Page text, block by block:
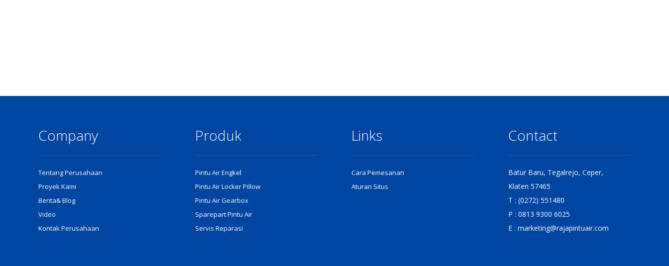
Company
Tentang Perusahaan
Proyek Kami
Berita& Blog
Video
Kontak Perusahaan
Produk
Pintu Air Engkel
Pintu Air Locker Pillow
Pintu Air Gearbox
Sparepart Pintu Air
Servis Reparasi
Links
Cara Pemesanan
Aturan Situs
Contact
Batur Baru, Tegalrejo, Ceper,
Klaten 57465
T : (0272) 551480
P : 0813 9300 6025
E : marketing@rajapintuair.com